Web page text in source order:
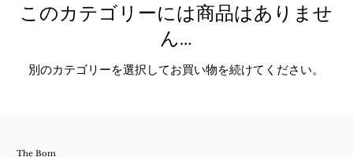
このカテゴリーには商品はありませ
ん…
別のカテゴリーを選択してお買い物を続けてください。
The Bom